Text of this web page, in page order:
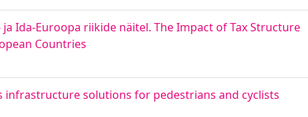
Ida-Euroopa riikide näitel. The Impact of Tax Structure
Countries
solutions for pedestrians and cyclists